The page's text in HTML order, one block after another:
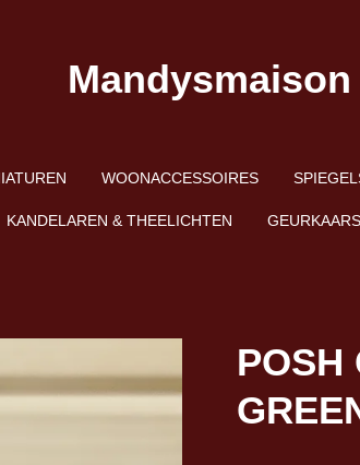
Mandysmaison
WOONACCESSOIRES
KANDELAREN & THEELICHTEN
POSH